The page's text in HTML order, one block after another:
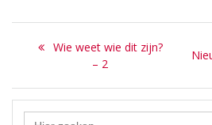
Bericht
navigatie
Previous
Wie weet wie dit zijn?
– 2
Zoek